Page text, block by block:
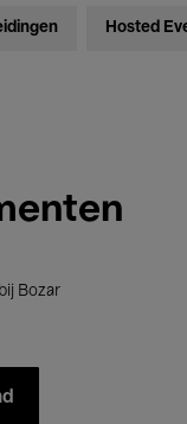
Hosted
Bozar